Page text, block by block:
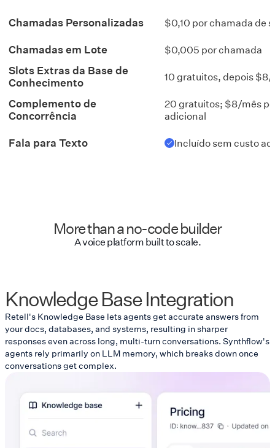
Chamadas Personalizadas $0,10 por chamada de
Chamadas em Lote $0,005 por chamada
Slots Extras da Base de
Conhecimento
10 gratuitos, depois
Complemento de
Concorrência
20 gratuitos; $8/mês
adicional
Fala para Texto Incluído sem custo
More than a no-code builder
A voice platform built to scale.
Knowledge Base Integration
Retell's Knowledge Base lets agents get accurate answers from
your docs, databases, and systems, resulting in sharper
responses even across long, multi-turn conversations. Synthflow's
agents rely primarily on LLM memory, which breaks down once
conversations get complex.